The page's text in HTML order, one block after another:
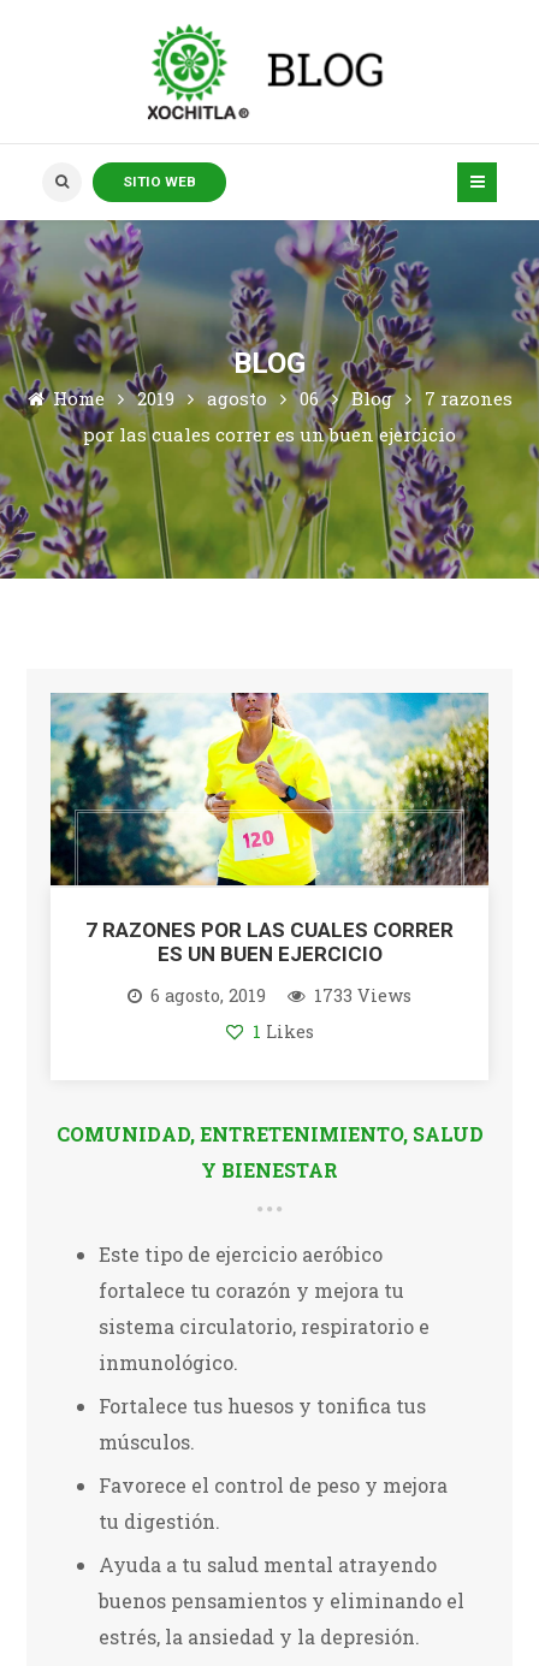
SITIO WEB
BLOG
Home 2019 agosto 06 Blog
7 razones
por las cuales correr es un buen ejercicio
7 RAZONES POR LAS CUALES CORRER
ES UN BUEN EJERCICIO
6 agosto, 2019
1733 Views
1 Likes
COMUNIDAD,ENTRETENIMIENTO, SALUD
Y BIENESTAR
Este tipo de ejercicio aeróbico
fortalece tu corazón y mejora tu
sistema circulatorio, respiratorio e
inmunológico.
Fortalece tus huesos y tonifica tus
músculos.
Favorece el control de peso y mejora
tu digestión.
Ayuda a tu salud mental atrayendo
buenos pensamientos y eliminando el
estrés, la ansiedad y la depresión.